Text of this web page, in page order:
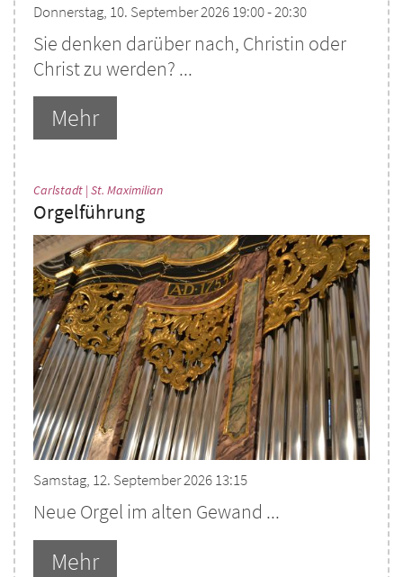
Donnerstag, 10. September 2026 19:00 - 20:30
Sie denken darüber nach, Christin oder
Christ zu werden? ...
Mehr
Carlstadt | St. Maximilian:
Orgelführung
Samstag, 12. September 2026 13:15
Neue Orgel im alten Gewand ...
Mehr